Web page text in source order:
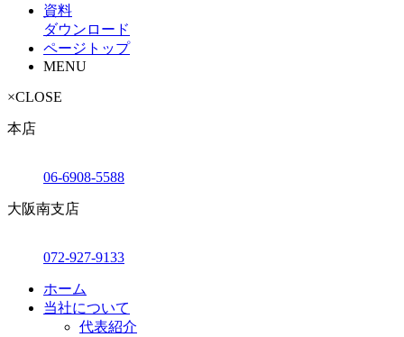
資料
ダウンロード
ページトップ
MENU
×CLOSE
本店
06-6908-5588
大阪南支店
072-927-9133
ホーム
当社について
代表紹介